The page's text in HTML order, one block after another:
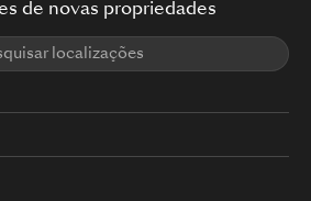
de novas propriedades